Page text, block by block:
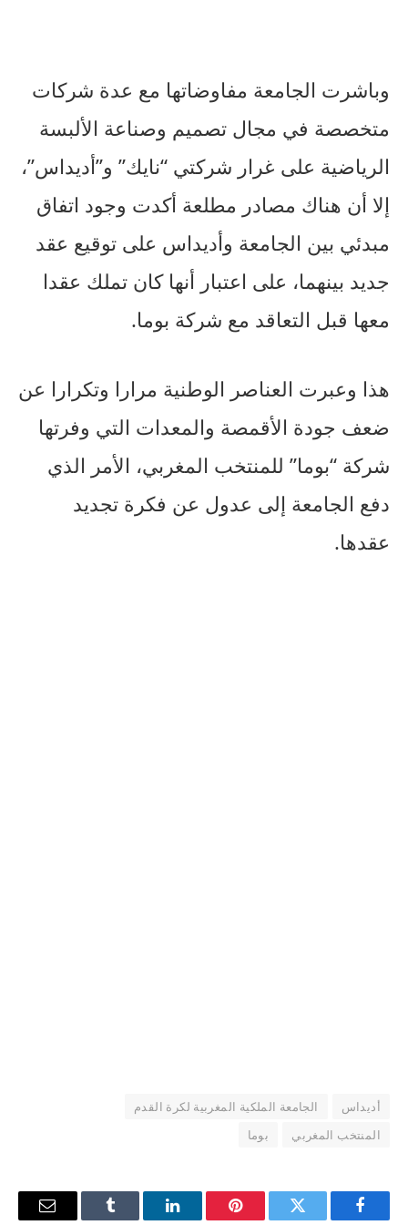
وباشرت الجامعة مفاوضاتها مع عدة شركات
متخصصة في مجال تصميم وصناعة الألبسة
الرياضية على غرار شركتي “نايك” و”أديداس”،
إلا أن هناك مصادر مطلعة أكدت وجود اتفاق
مبدئي بين الجامعة وأديداس على توقيع عقد
جديد بينهما، على اعتبار أنها كان تملك عقدا
معها قبل التعاقد مع شركة بوما.
هذا وعبرت العناصر الوطنية مرارا وتكرارا عن
ضعف جودة الأقمصة والمعدات التي وفرتها
شركة “بوما” للمنتخب المغربي، الأمر الذي
دفع الجامعة إلى عدول عن فكرة تجديد
عقدها.
أديداس
الجامعة الملكية المغربية لكرة القدم
المنتخب المغربي
بوما
فيسبوك تويتر بينتيريستلينكدإن Tumblr
البريد